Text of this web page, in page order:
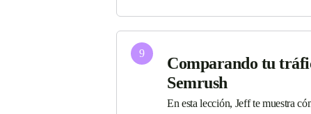
9
Comparando tu
Semrush
En esta lección, Jeff te muestra